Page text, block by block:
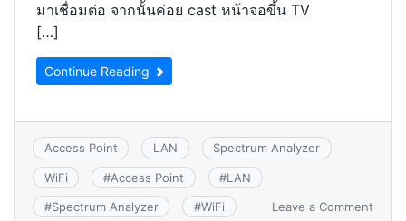
มาเชื่อมต่อ จากนั้นค่อย cast หน้าจอขึ้น TV
[…]
Continue Reading
Access Point LAN Spectrum Analyzer
WiFi #Access Point #LAN
#Spectrum Analyzer #WiFi Leave a Comment